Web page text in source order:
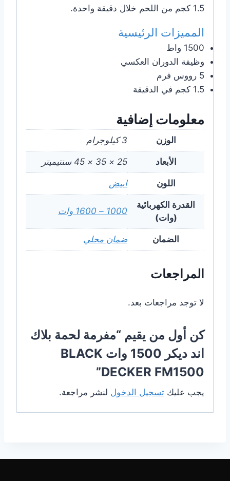
1.5 كجم من اللحم خلال دقيقة واحدة.
المميزات الرئيسية
1500 واط
وظيفة الدوران العكسي
5 رووس فرم
1.5 كجم في الدقيقة
معلومات إضافية
الوزن 3 كيلوجرام
الأبعاد 25 × 35 × 45 سنتيميتر
اللون ابيض
القدرة الكهربائية
(وات)
1000 – 1600 وات
الضمان ضمان محلي
المراجعات
لا توجد مراجعات بعد.
كن أول من يقيم “مفرمة لحمة بلاك
اند ديكر 1500 وات BLACK
DECKER FM1500”
يجب عليك تسجيل الدخول لنشر مراجعة.